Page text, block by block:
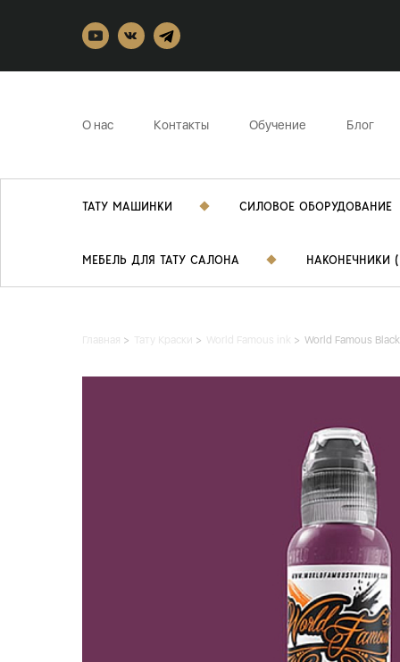
О нас Контакты Обучение Блог
ТАТУ МАШИНКИ СИЛОВОЕ ОБОРУДОВАНИЕ
МЕБЕЛЬ ДЛЯ ТАТУ САЛОНА НАКОНЕЧНИКИ
Главная Тату Краски World Famous ink World Famous